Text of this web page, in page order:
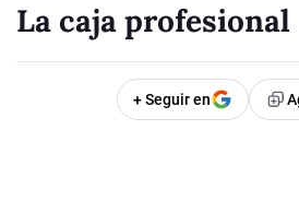
La caja profesional
+ Seguir en